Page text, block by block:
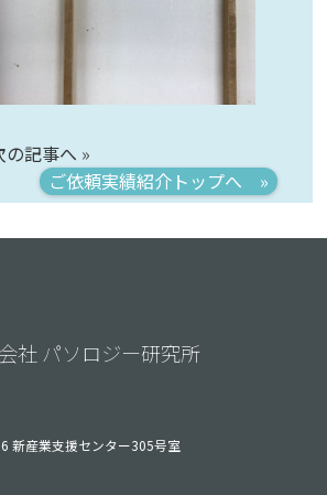
の記事へ »
ご依頼実績紹介トップへ »
社 パソロジー研究所
新産業支援センター305号室